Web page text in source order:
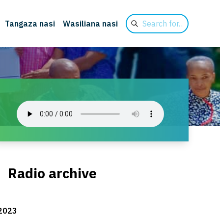
Tangaza nasi Wasiliana nasi
Search
for
Radio archive